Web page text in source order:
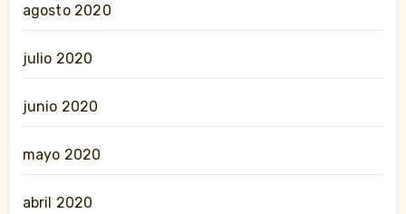
agosto 2020
julio 2020
junio 2020
mayo 2020
abril 2020